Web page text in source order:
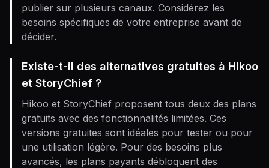
publier sur plusieurs canaux. Considérez les
besoins spécifiques de votre entreprise avant de
décider.
Existe-t-il des alternatives gratuites à Hikoo
et StoryChief ?
Hikoo et StoryChief proposent tous deux des plans
gratuits avec des fonctionnalités limitées. Ces
versions gratuites sont idéales pour tester ou pour
une utilisation légère. Pour des besoins plus
avancés, les plans payants débloquent des